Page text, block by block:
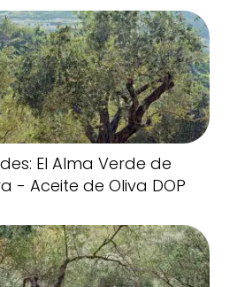
El Alma Verde de
- Aceite de Oliva DOP